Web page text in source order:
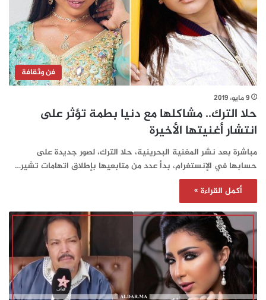
فن وثقافة
9 مايو، 2019
حلا الترك.. مشاكلها مع دنيا بطمة تؤثر على
انتشار أغنيتها الأخيرة
مباشرة بعد نشر المغنية البحرينية، حلا الترك، لصور جديدة على
حسابها في الإنستغرام، بدأ عدد من متابعيها بإطلاق اتهامات تشير…
أكمل القراءة »